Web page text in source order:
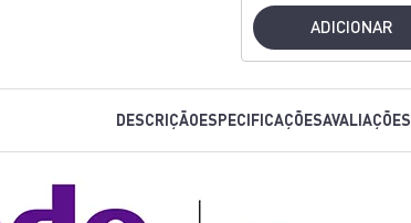
ADICIONAR
DESCRIÇÃOESPECIFICAÇÕESAVALIAÇÕES